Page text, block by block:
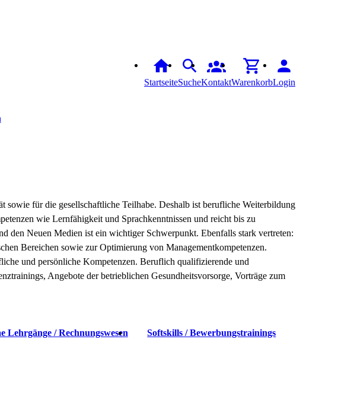
StartseiteSucheKontaktWarenkorbLogin
für die gesellschaftliche Teilhabe. Deshalb ist berufliche Weiterbildung
wie Lernfähigkeit und Sprachkenntnissen und reicht bis zu
den Neuen Medien ist ein wichtiger Schwerpunkt. Ebenfalls stark vertreten:
Bereichen sowie zur Optimierung von Managementkompetenzen.
und persönliche Kompetenzen. Beruflich qualifizierende und
Angebote der betrieblichen Gesundheitsvorsorge, Vorträge zum
Lehrgänge / Rechnungswesen Softskills / Bewerbungstrainings